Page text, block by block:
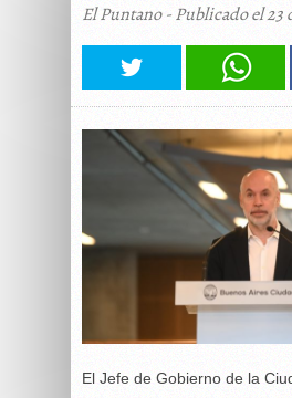
El Puntano - Publicado el
El Jefe de Gobierno de la